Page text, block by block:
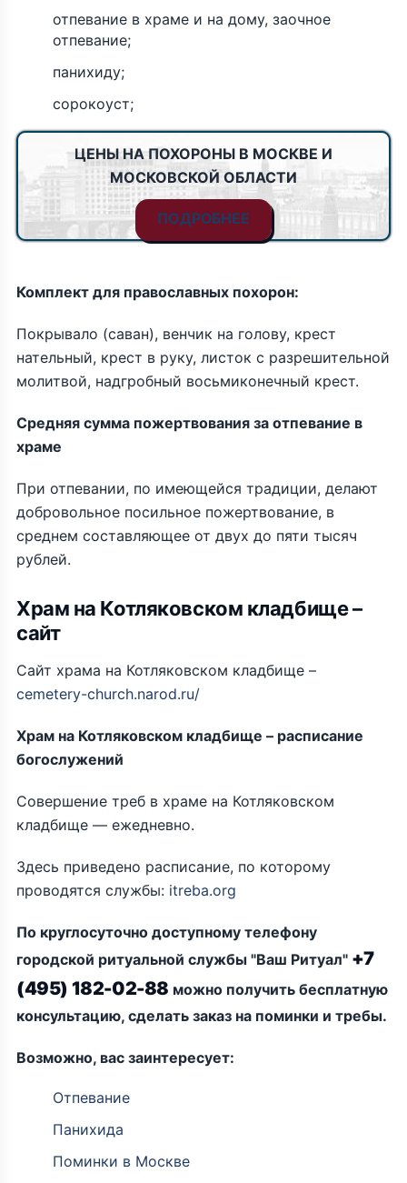
отпевание в храме и на дому, заочное
отпевание;
панихиду;
сорокоуст;
ЦЕНЫ НА ПОХОРОНЫ В МОСКВЕ И
МОСКОВСКОЙ ОБЛАСТИ
ПОДРОБНЕЕ
Комплект для православных похорон:
Покрывало (саван), венчик на голову, крест
нательный, крест в руку, листок с разрешительной
молитвой, надгробный восьмиконечный крест.
Средняя сумма пожертвования за отпевание в
храме
При отпевании, по имеющейся традиции, делают
добровольное посильное пожертвование, в
среднем составляющее от двух до пяти тысяч
рублей.
Храм на Котляковском кладбище –
сайт
Сайт храма на Котляковском кладбище –
cemetery-church.narod.ru/
Храм на Котляковском кладбище – расписание
богослужений
Совершение треб в храме на Котляковском
кладбище — ежедневно.
Здесь приведено расписание, по которому
проводятся службы: itreba.org
По круглосуточно доступному телефону
городской ритуальной службы "Ваш Ритуал" +7
(495) 182-02-88 можно получить бесплатную
консультацию, сделать заказ на поминки и требы.
Возможно, вас заинтересует:
Отпевание
Панихида
Поминки в Москве